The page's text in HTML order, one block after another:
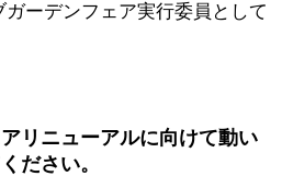
ーデンフェア実行委員として
リニューアルに向けて動い
ださい。